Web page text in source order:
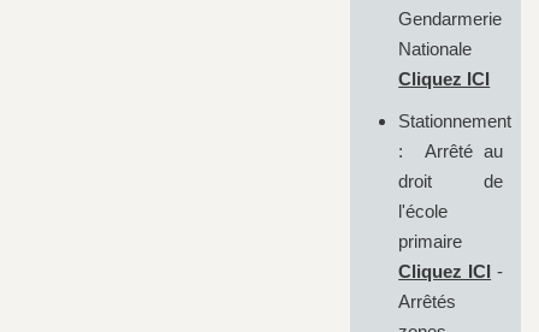
Gendarmerie
Nationale
Cliquez ICI
Stationnement
: Arrêté au
droit de
l'école
primaire
Cliquez ICI -
Arrêtés